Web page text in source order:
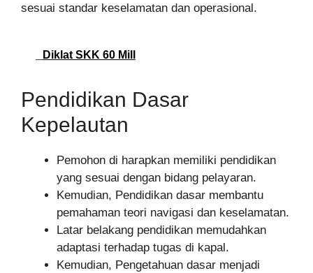
sesuai standar keselamatan dan operasional.
Diklat SKK 60 Mill
Pendidikan Dasar
Kepelautan
Pemohon di harapkan memiliki pendidikan
yang sesuai dengan bidang pelayaran.
Kemudian, Pendidikan dasar membantu
pemahaman teori navigasi dan keselamatan.
Latar belakang pendidikan memudahkan
adaptasi terhadap tugas di kapal.
Kemudian, Pengetahuan dasar menjadi